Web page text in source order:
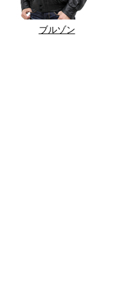
ブルゾン